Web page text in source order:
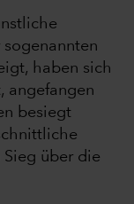
haben sich
angefangen
besiegt
über die